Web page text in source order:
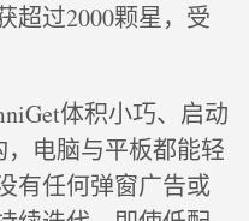
超过2000颗星，受
体积小巧、启动
电脑与平板都能轻
有任何弹窗广告或